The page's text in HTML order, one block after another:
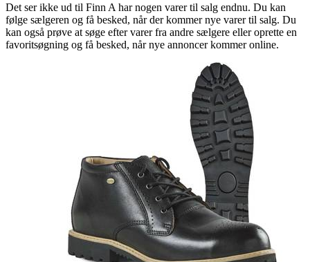
Det ser ikke ud til Finn A har nogen varer til salg endnu. Du kan
følge sælgeren og få besked, når der kommer nye varer til salg. Du
kan også prøve at søge efter varer fra andre sælgere eller oprette en
favoritsøgning og få besked, når nye annoncer kommer online.